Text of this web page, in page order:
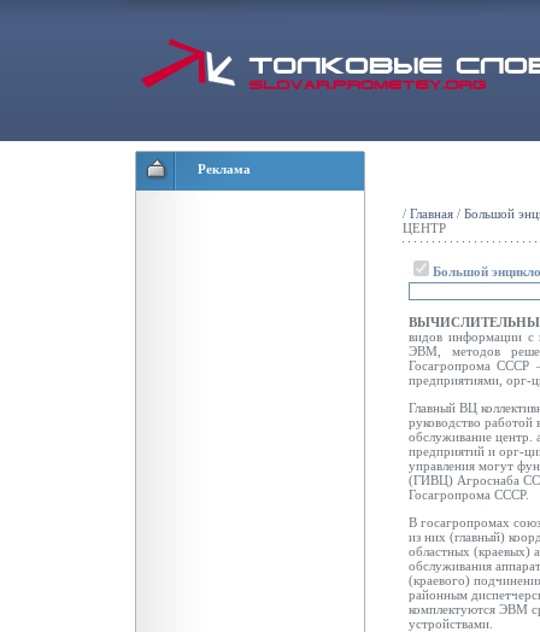
Реклама
/ Главная / Большой
ЦЕНТР
Большой
видов информации с
ЭВМ, методов
Госагропрома СССР
предприятиями, орг-
Главный ВЦ
руководство
обслуживание центр.
предприятий и opг-
управления могут
(ГИВЦ) Агроснаба
Госагропрома СССР.
В госагропромах
из них (главный)
областных (краевых)
обслуживания
(краевого)
районным
комплектуются ЭВМ
устройствами.